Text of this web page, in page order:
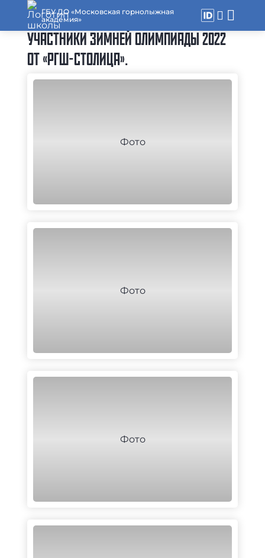
ГБУ ДО «Московская горнолыжная
академия»
УЧАСТНИКИ ЗИМНЕЙ ОЛИМПИАДЫ 2022
ОТ «РГШ-СТОЛИЦА».